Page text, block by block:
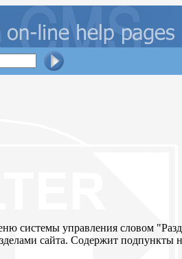
системы управления словом
сайта. Содержит подпункты